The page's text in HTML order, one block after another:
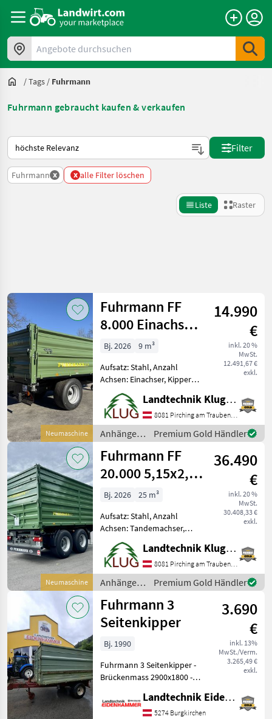
Angebote durchsuchen
/Tags / Fuhrmann
Fuhrmann gebraucht kaufen & verkaufen
So wird auf Landwirt.com sortiert
Filter
Fuhrmann x x alle Filter löschen
Liste Raster
Kategorie 2 Land Filter
AKTUELLER
PFAD
Fuhrmann
KATEGORIE
WÄHLEN
Landtechnik
171
Bautechnik
1
Realitätenmarkt
1
MARKTPLATZ
Marktplatz Händlerangebote Kleinanzeigen
Zurücksetzen
173
Ergebnisse
anzeigen
Neumaschine
Fuhrmann FF
8.000 Einachs
4,14x2,15
14.990
€
inkl. 20 %
MwSt.
12.491,67 €
exkl.
Bj. 2026
9 m³
Aufsatz: Stahl, Anzahl
Achsen: Einachser, Kipper-
Bauart: Dreiseiten-Kipper,
Bremse: Hydraulische
Bremse, Pendel-
Bordwände, Typenschein
Neuer FUHRMANN FF 8.000
Einachskipp
Landtechnik Klug e. U.
8081 Pirching am Traubenberg
Anhänger /
Fuhrmann
Premium Gold Händler
Neumaschine
Fuhrmann FF
20.000 5,15x2,48
- LAGERND
36.490
€
inkl. 20 %
MwSt.
30.408,33 €
exkl.
Bj. 2026
25 m³
Aufsatz: Stahl, Anzahl
Achsen: Tandemachser,
Kipper-Bauart: Dreiseiten-
Kipper, Bremse:
Druckluftbremse, Pendel-
Bordwände, Typenschein,
Sattelstützwinde Neuer,
lagernder Fu
Landtechnik Klug e. U.
8081 Pirching am Traubenberg
Anhänger /
Fuhrmann
Premium Gold Händler
Fuhrmann 3
Seitenkipper
3.690
€
inkl. 13%
MwSt./Verm.
3.265,49 €
exkl.
Bj. 1990
Fuhrmann 3 Seitenkipper -
Brückenmass 2900x1800 -
Einachskipper - Grundwand
Landtechnik Eidenhammer GmbH
5274 Burgkirchen